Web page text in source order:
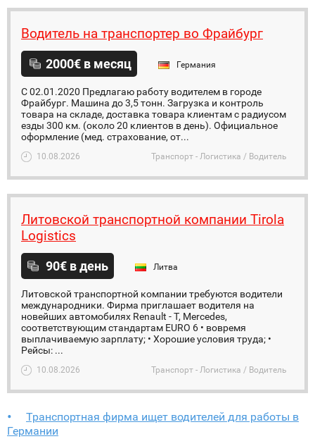
Водитель на транспортер во Фрайбург
2000€ в месяц Германия
С 02.01.2020 Предлагаю работу водителем в городе
Фрайбург. Машина до 3,5 тонн. Загрузка и контроль
товара на складе, доставка товара клиентам с радиусом
езды 300 км. (около 20 клиентов в день). Официальное
оформление (мед. страхование, от...
10.08.2026 Транспорт - Логистика / Водитель
Литовской транспортной компании Tirola
Logistics
90€ в день Литва
Литовской транспортной компании требуются водители
международники. Фирма приглашает водителя на
новейших автомобилях Renault - T, Mercedes,
соответствующим стандартам EURO 6 • вовремя
выплачиваемую зарплату; • Хорошие условия труда; •
Рейсы: ...
10.08.2026 Транспорт - Логистика / Водитель
Транспортная фирма ищет водителей для работы в
Германии